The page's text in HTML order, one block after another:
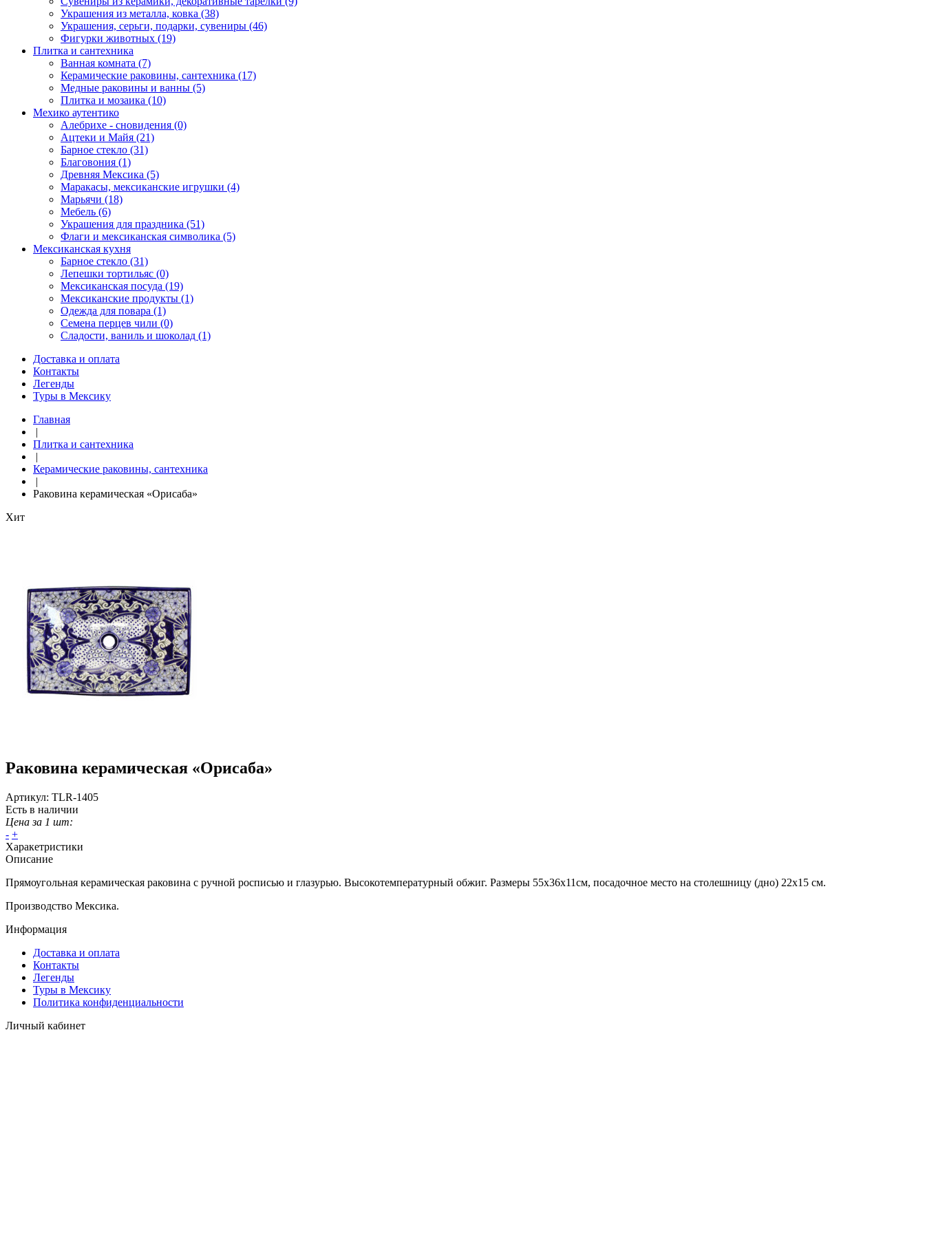
Украшения из металла, ковка (38)
Украшения, серьги, подарки, сувениры (46)
Фигурки животных (19)
Плитка и сантехника
Ванная комната (7)
Керамические раковины, сантехника (17)
Медные раковины и ванны (5)
Плитка и мозаика (10)
Мехико аутентико
Алебрихе - сновидения (0)
Ацтеки и Майя (21)
Барное стекло (31)
Благовония (1)
Древняя Мексика (5)
Маракасы, мексиканские игрушки (4)
Марьячи (18)
Мебель (6)
Украшения для праздника (51)
Флаги и мексиканская символика (5)
Мексиканская кухня
Барное стекло (31)
Лепешки тортильяс (0)
Мексиканская посуда (19)
Мексиканские продукты (1)
Одежда для повара (1)
Семена перцев чили (0)
Сладости, ваниль и шоколад (1)
Доставка и оплата
Контакты
Легенды
Туры в Мексику
Главная
|
Плитка и сантехника
|
Керамические раковины, сантехника
|
Раковина керамическая «Орисаба»
Хит
Раковина керамическая «Орисаба»
Артикул: TLR-1405
Есть в наличии
Цена за 1 шт:
- +
Харакетристики
Описание
Прямоугольная керамическая раковина с ручной росписью и глазурью. Высокотемпературный обжиг. Размеры 55х36х11см, посадочное место на столешницу (дно) 22х15 см.
Производство Мексика.
Информация
Доставка и оплата
Контакты
Легенды
Туры в Мексику
Политика конфиденциальности
Личный кабинет